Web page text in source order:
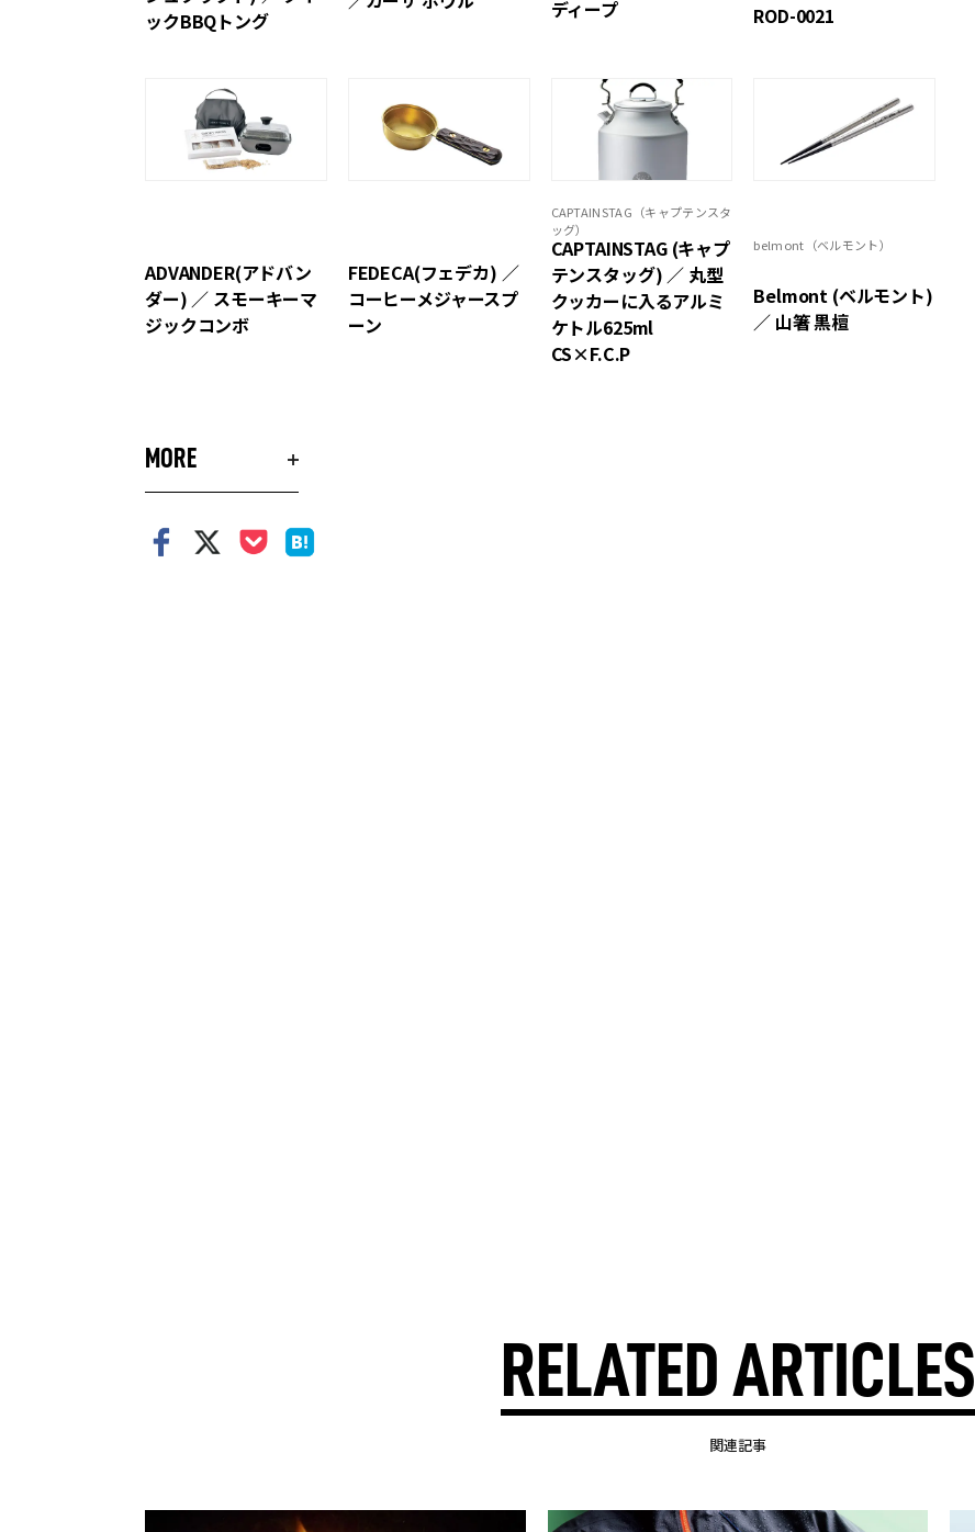
ックBBQトング
ディープ
ROD-0021
ADVANDER(アドバン
ダー) ／ スモーキーマ
ジックコンボ
FEDECA(フェデカ) ／
コーヒーメジャースプ
ーン
CAPTAINSTAG（キャプテンスタ
ッグ）
CAPTAINSTAG (キャプ
テンスタッグ) ／ 丸型
クッカーに入るアルミ
ケトル625ml
CS×F.C.P
belmont（ベルモント）
Belmont (ベルモント)
／ 山箸 黒檀
MORE
RELATED ARTICLES
関連記事